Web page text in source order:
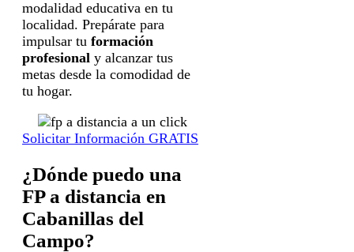
modalidad educativa en tu
localidad. Prepárate para
impulsar tu formación
profesional y alcanzar tus
metas desde la comodidad de
tu hogar.
Solicitar Información GRATIS
¿Dónde puedo una
FP a distancia en
Cabanillas del
Campo?